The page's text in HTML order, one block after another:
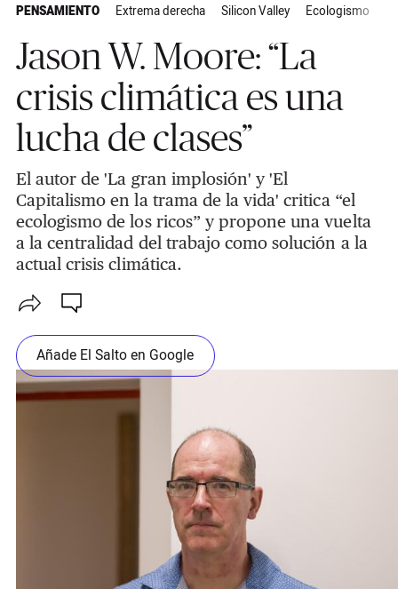
PENSAMIENTO Extrema derecha Silicon Valley Ecologismo
Jason W. Moore: “La
crisis climática es una
lucha de clases”
El autor de 'La gran implosión' y 'El
Capitalismo en la trama de la vida' critica “el
ecologismo de los ricos” y propone una vuelta
a la centralidad del trabajo como solución a la
actual crisis climática.
Añade El Salto en Google